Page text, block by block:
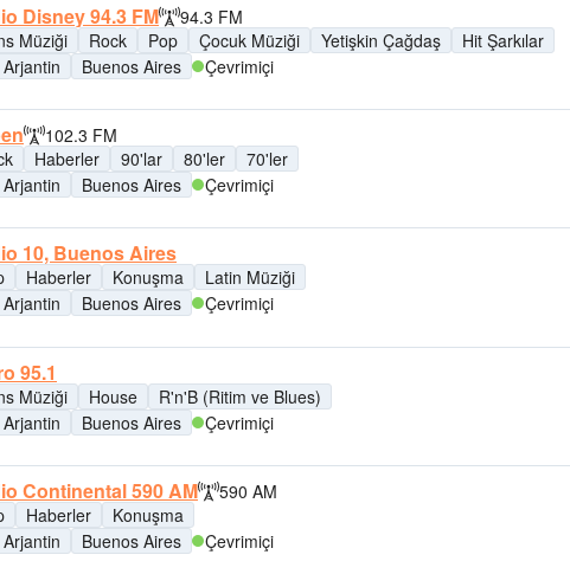
Disney 94.3 FM
94.3 FM
Müziği
Rock Pop Çocuk Müziği Yetişkin Çağdaş
Hit Şarkılar
Arjantin
Buenos Aires Çevrimiçi
102.3 FM
Haberler 90'lar 80'ler
70'ler
Arjantin
Buenos Aires Çevrimiçi
10, Buenos Aires
Haberler Konuşma
Latin Müziği
Arjantin
Buenos Aires Çevrimiçi
95.1
Müziği House
R'n'B (Ritim ve Blues)
Arjantin
Buenos Aires Çevrimiçi
Continental 590 AM
590 AM
Haberler
Konuşma
Arjantin
Buenos Aires Çevrimiçi